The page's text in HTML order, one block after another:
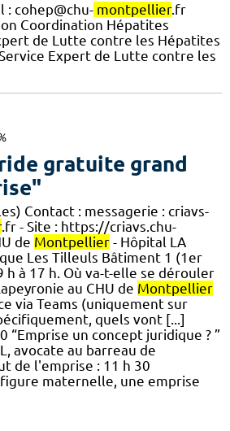
: cohep@chu- montpellier.fr
Coordination Hépatites
de Lutte contre les Hépatites
Expert de Lutte contre les
gratuite grand
Contact : messagerie : criavs-
.fr - Site : https://criavs.chu-
de Montpellier - Hôpital LA
Les Tilleuls Bâtiment 1 (1er
h à 17 h. Où va-t-elle se dérouler
au CHU de Montpellier
via Teams (uniquement sur
quels vont [...]
“Emprise un concept juridique ? ”
avocate au barreau de
de l'emprise : 11 h 30
figure maternelle, une emprise